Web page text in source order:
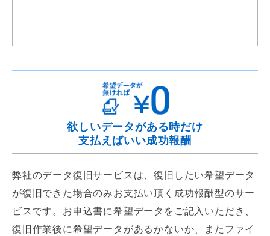
欲しいデータがある時だけ
支払えばいい成功報酬
弊社のデータ復旧サービスは、復旧したい希望データ
が復旧できた場合のみお支払い頂く成功報酬型のサー
ビスです。お申込書に希望データをご記入いただき、
復旧作業後に希望データがあるかないか、またファイ